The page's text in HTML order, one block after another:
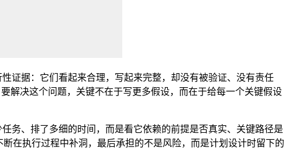
证据：它们看起来合理，写起来完整，却没有被验证、没有责任
解决这个问题，关键不在于写更多假设，而在于给每一个关键假设
务、排了多细的时间，而是看它依赖的前提是否真实、关键路径是
在执行过程中补洞，最后承担的不是风险，而是计划设计时留下的